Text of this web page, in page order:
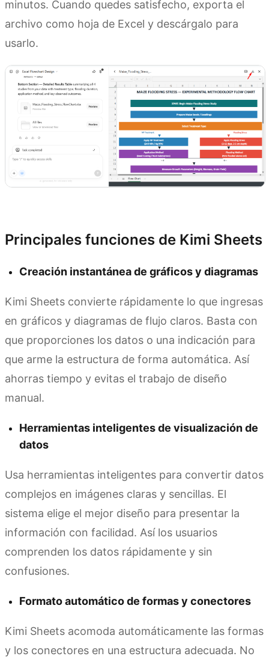
minutos. Cuando quedes satisfecho, exporta el
archivo como hoja de Excel y descárgalo para
usarlo.
Principales funciones de Kimi Sheets
Creación instantánea de gráficos y diagramas
Kimi Sheets convierte rápidamente lo que ingresas
en gráficos y diagramas de flujo claros. Basta con
que proporciones los datos o una indicación para
que arme la estructura de forma automática. Así
ahorras tiempo y evitas el trabajo de diseño
manual.
Herramientas inteligentes de visualización de
datos
Usa herramientas inteligentes para convertir datos
complejos en imágenes claras y sencillas. El
sistema elige el mejor diseño para presentar la
información con facilidad. Así los usuarios
comprenden los datos rápidamente y sin
confusiones.
Formato automático de formas y conectores
Kimi Sheets acomoda automáticamente las formas
y los conectores en una estructura adecuada. No